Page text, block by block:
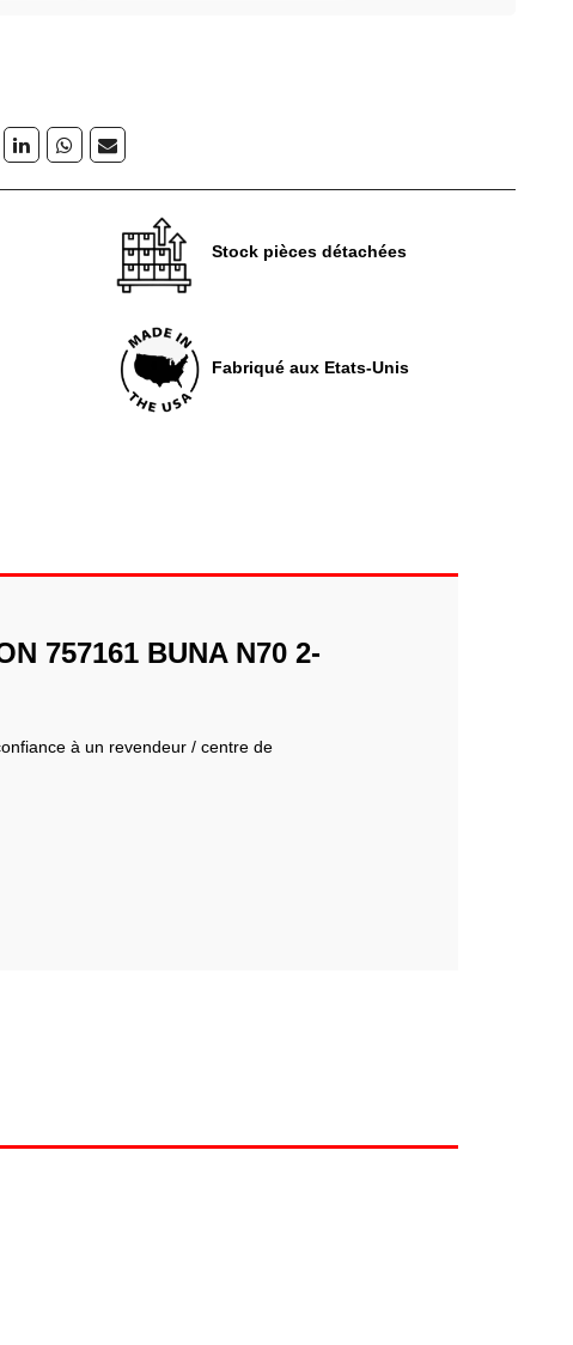
Stock pièces détachées
Fabriqué aux Etats-Unis
757161 BUNA N70 2-
à un revendeur / centre de